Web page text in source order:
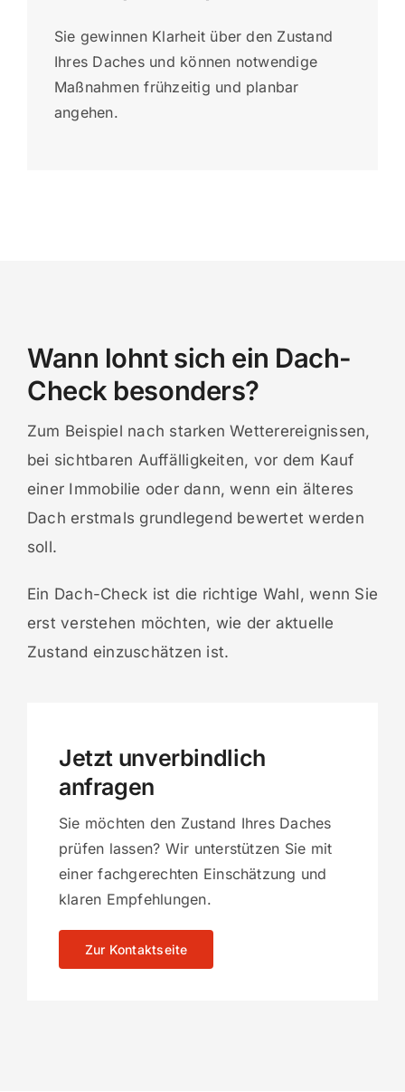
Sie gewinnen Klarheit über den Zustand
Ihres Daches und können notwendige
Maßnahmen frühzeitig und planbar
angehen.
Wann lohnt sich ein Dach-
Check besonders?
Zum Beispiel nach starken Wetterereignissen,
bei sichtbaren Auffälligkeiten, vor dem Kauf
einer Immobilie oder dann, wenn ein älteres
Dach erstmals grundlegend bewertet werden
soll.
Ein Dach-Check ist die richtige Wahl, wenn Sie
erst verstehen möchten, wie der aktuelle
Zustand einzuschätzen ist.
Jetzt unverbindlich
anfragen
Sie möchten den Zustand Ihres Daches
prüfen lassen? Wir unterstützen Sie mit
einer fachgerechten Einschätzung und
klaren Empfehlungen.
Zur Kontaktseite